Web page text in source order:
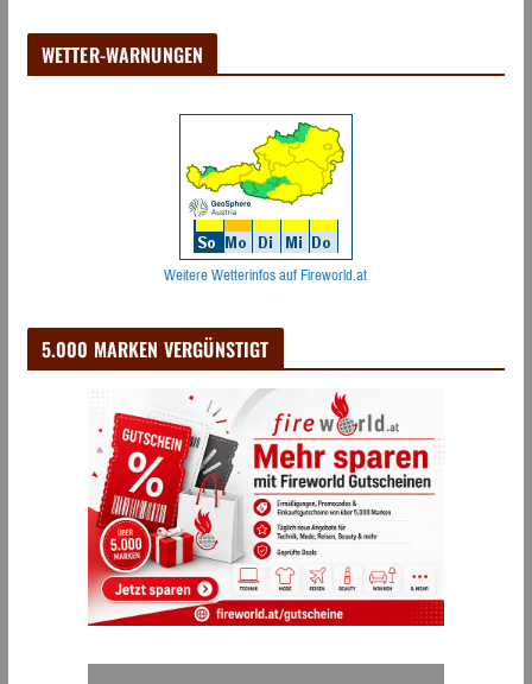
WETTER-WARNUNGEN
Weitere Wetterinfos auf Fireworld.at
5.000 MARKEN VERGÜNSTIGT